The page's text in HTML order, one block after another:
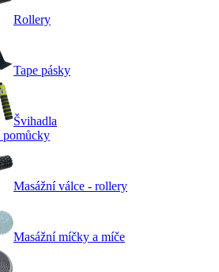
Rollery
Tape pásky
Švihadla
pomůcky
Masážní válce - rollery
Masážní míčky a míče